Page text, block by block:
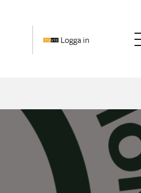
Logga in